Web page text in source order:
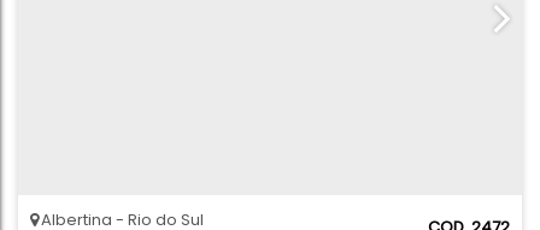
Albertina Rio do Sul